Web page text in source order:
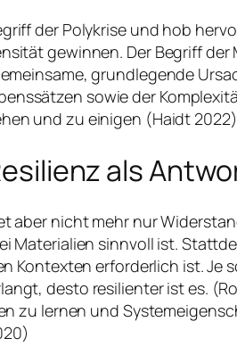
der Polykrise und hob
gewinnen. Der Begriff
grundlegende
sowie der
und zu einigen (Haidt
als
aber nicht mehr nur
Materialien sinnvoll ist.
Kontexten erforderlich ist.
desto resilienter ist es.
zu lernen und